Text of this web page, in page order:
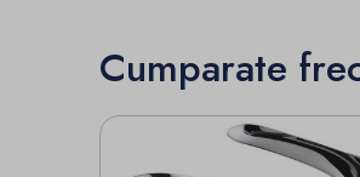
Cumparate